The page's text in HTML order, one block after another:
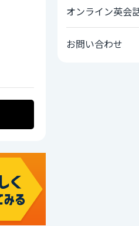
オンライン英会
お問い合わせ